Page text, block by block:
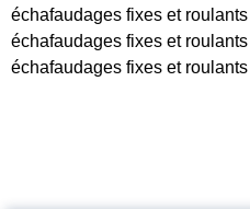
échafaudages fixes et
échafaudages fixes et
échafaudages fixes et